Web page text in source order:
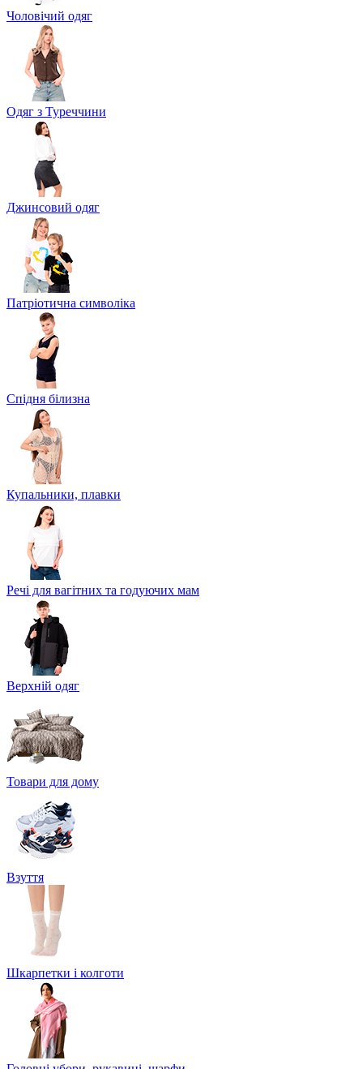
Чоловічий одяг
Одяг з Туреччини
Джинсовий одяг
Патріотична символіка
Спідня білизна
Купальники, плавки
Речі для вагітних та годуючих мам
Верхній одяг
Товари для дому
Взуття
Шкарпетки і колготи